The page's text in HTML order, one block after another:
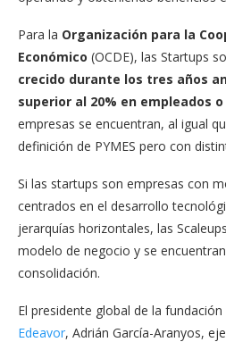
Para la Organización para la
Económico (OCDE), las Startups
crecido durante los tres años
superior al 20% en empleados
empresas se encuentran, al igual
definición de PYMES pero con
Si las startups son empresas con
centrados en el desarrollo
jerarquías horizontales, las
modelo de negocio y se
consolidación.
El presidente global de la
Edeavor, Adrián García-Aranyos,